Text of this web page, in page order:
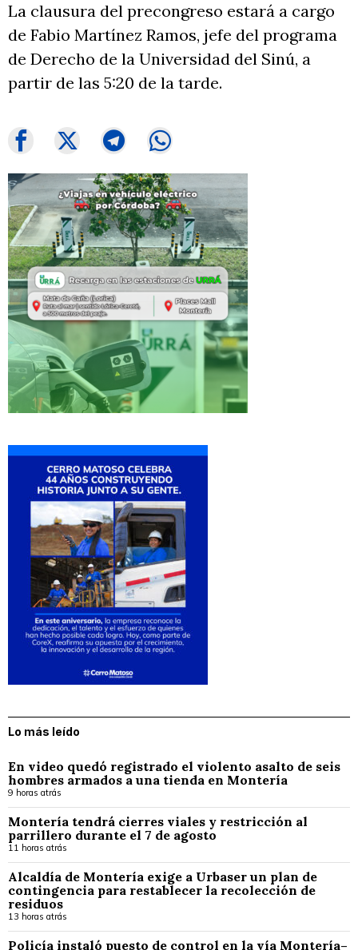
La clausura del precongreso estará a cargo
de Fabio Martínez Ramos, jefe del programa
de Derecho de la Universidad del Sinú, a
partir de las 5:20 de la tarde.
Lo más leído
En video quedó registrado el violento asalto de seis
hombres armados a una tienda en Montería
9 horas atrás
Montería tendrá cierres viales y restricción al
parrillero durante el 7 de agosto
11 horas atrás
Alcaldía de Montería exige a Urbaser un plan de
contingencia para restablecer la recolección de
residuos
13 horas atrás
Policía instaló puesto de control en la vía Montería–